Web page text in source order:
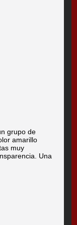
grupo de
amarillo
muy
Una